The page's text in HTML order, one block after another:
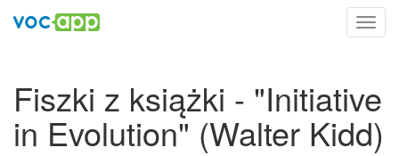
Fiszki z książki - "Initiative
in Evolution" (Walter Kidd)